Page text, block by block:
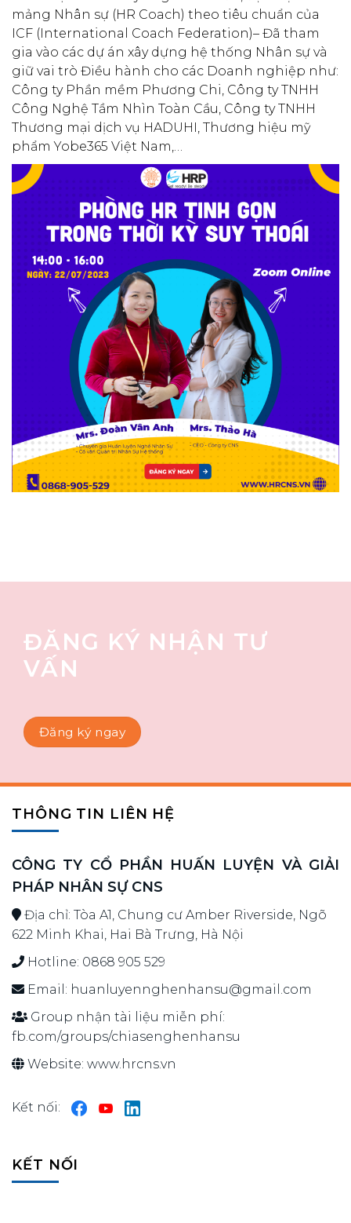
mảng Nhân sự (HR Coach) theo tiêu chuẩn của
ICF (International Coach Federation)– Đã tham
gia vào các dự án xây dựng hệ thống Nhân sự và
giữ vai trò Điều hành cho các Doanh nghiệp như:
Công ty Phần mềm Phương Chi, Công ty TNHH
Công Nghệ Tầm Nhìn Toàn Cầu, Công ty TNHH
Thương mại dịch vụ HADUHI, Thương hiệu mỹ
phẩm Yobe365 Việt Nam,…
ĐĂNG KÝ NHẬN TƯ
VẤN
Đăng ký ngay
THÔNG TIN LIÊN HỆ
CÔNG TY CỔ PHẦN HUẤN LUYỆN VÀ GIẢI
PHÁP NHÂN SỰ CNS
Địa chỉ: Tòa A1, Chung cư Amber Riverside, Ngõ
622 Minh Khai, Hai Bà Trưng, Hà Nội
Hotline: 0868 905 529
Email: huanluyennghenhansu@gmail.com
Group nhận tài liệu miễn phí:
fb.com/groups/chiasenghenhansu
Website: www.hrcns.vn
Kết nối:
KẾT NỐI